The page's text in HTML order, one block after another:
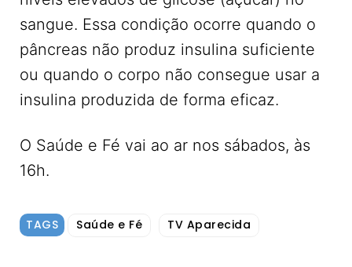
sangue. Essa condição ocorre quando o
pâncreas não produz insulina suficiente
ou quando o corpo não consegue usar a
insulina produzida de forma eficaz.
O Saúde e Fé vai ao ar nos sábados, às
16h.
TAGS Saúde e Fé TV Aparecida